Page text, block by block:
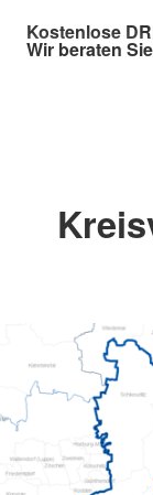
Kostenlose
Wir beraten